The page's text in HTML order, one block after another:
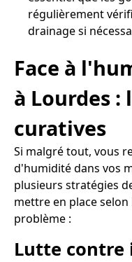
régulièrement
drainage si
Face à
à Lourdes :
curatives
Si malgré tout, vous
d'humidité dans vos
plusieurs stratégies
mettre en place selon
problème :
Lutte